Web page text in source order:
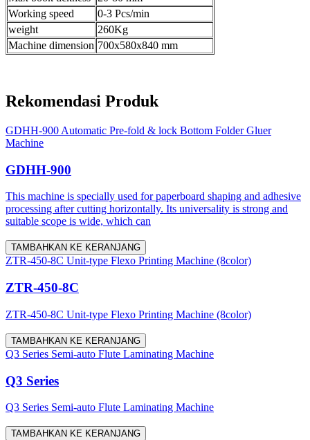
Working speed
0-3 Pcs/min
weight
260Kg
Machine dimension 700x580x840 mm
Rekomendasi Produk
GDHH-900 Automatic Pre-fold & lock Bottom Folder Gluer
Machine
GDHH-900
This machine is specially used for paperboard shaping and adhesive
processing after cutting horizontally. Its universality is strong and
suitable scope is wide, which can
TAMBAHKAN KE KERANJANG
ZTR-450-8C Unit-type Flexo Printing Machine (8color)
ZTR-450-8C
ZTR-450-8C Unit-type Flexo Printing Machine (8color)
TAMBAHKAN KE KERANJANG
Q3 Series Semi-auto Flute Laminating Machine
Q3 Series
Q3 Series Semi-auto Flute Laminating Machine
TAMBAHKAN KE KERANJANG